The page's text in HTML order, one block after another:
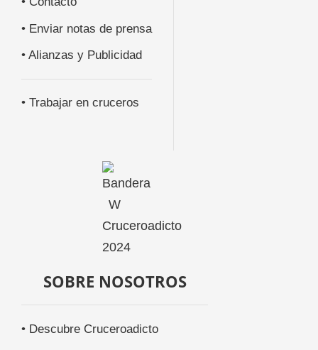
• Enviar notas de prensa
• Alianzas y Publicidad
• Trabajar en cruceros
SOBRE NOSOTROS
• Descubre Cruceroadicto